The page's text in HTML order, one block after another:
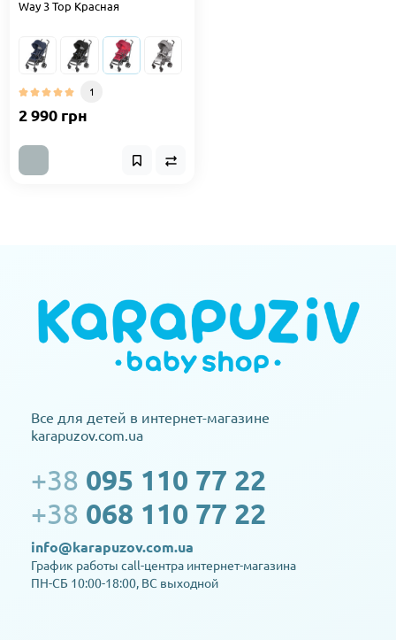
Way 3 Top Красная
1
2 990 грн
Все для детей в интернет-магазине
karapuzov.com.ua
+38 095 110 77 22
+38 068 110 77 22
info@karapuzov.com.ua
График работы call-центра интернет-магазина
ПН-СБ 10:00-18:00, ВС выходной